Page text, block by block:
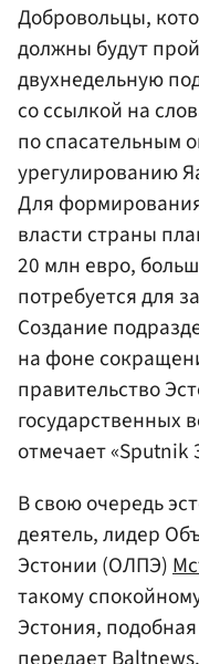
Добровольцы,
должны будут
двухнедельную
со ссылкой на
по спасательным
урегулированию
Для
власти страны
20 млн евро,
потребуется для
Создание
на фоне
правительство
государственных
отмечает «Sputnik
В свою очередь
деятель, лидер
Эстонии (ОЛПЭ)
такому
Эстония,